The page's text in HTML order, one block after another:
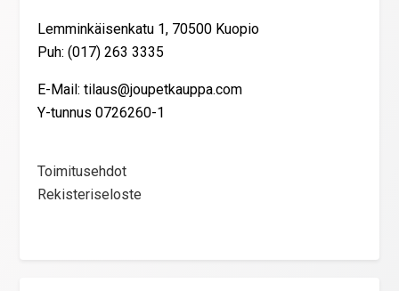
Lemminkäisenkatu 1, 70500 Kuopio
Puh: (017) 263 3335
E-Mail: tilaus@joupetkauppa.com
Y-tunnus 0726260-1
Toimitusehdot
Rekisteriseloste